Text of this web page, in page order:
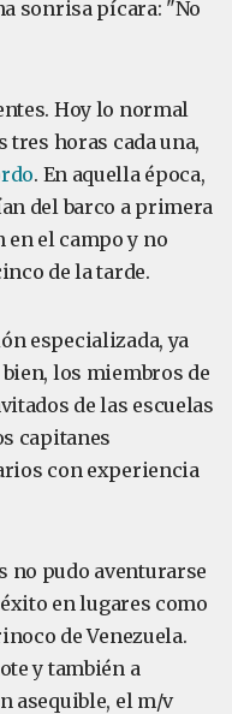
sonrisa pícara: "No
Hoy lo normal
tres horas cada una,
. En aquella época,
del barco a primera
en el campo y no
de la tarde.
especializada, ya
los miembros de
de las escuelas
capitanes
con experiencia
no pudo aventurarse
en lugares como
de Venezuela.
y también a
asequible, el m/v